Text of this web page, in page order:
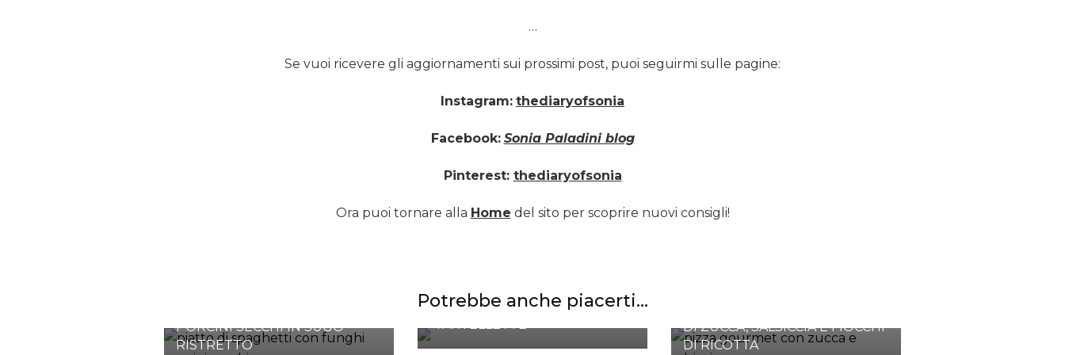
…
Se vuoi ricevere gli aggiornamenti sui prossimi post, puoi seguirmi sulle pagine:
Instagram: thediaryofsonia
Facebook: Sonia Paladini blog
Pinterest: thediaryofsonia
Ora puoi tornare alla Home del sito per scoprire nuovi consigli!
Potrebbe anche piacerti...
PORCINI SECCHI IN SUGO
RISTRETTO
SBRISOLONA IN
“TARTELLETTE”
DI ZUCCA, SALSICCIA E FIOCCHI
DI RICOTTA